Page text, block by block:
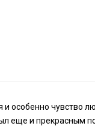
особенно чувство
еще и прекрасным